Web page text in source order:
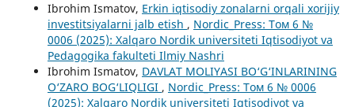
Ibrohim Ismatov, Erkin iqtisodiy zonalarni orqali xorijiy
investitsiyalarni jalb etish , Nordic_Press: Том 6 №
0006 (2025): Xalqaro Nordik universiteti Iqtisodiyot va
Pedagogika fakulteti Ilmiy Nashri
Ibrohim Ismatov, DAVLAT MOLIYASI BO‘G‘INLARINING
O‘ZARO BOG‘LIQLIGI , Nordic_Press: Том 6 № 0006
(2025): Xalqaro Nordik universiteti Iqtisodiyot va